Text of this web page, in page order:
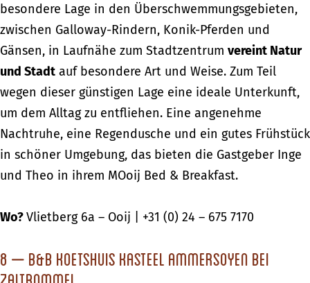
besondere Lage in den Überschwemmungsgebieten,
zwischen Galloway-Rindern, Konik-Pferden und
Gänsen, in Laufnähe zum Stadtzentrum vereint Natur
und Stadt auf besondere Art und Weise. Zum Teil
wegen dieser günstigen Lage eine ideale Unterkunft,
um dem Alltag zu entfliehen. Eine angenehme
Nachtruhe, eine Regendusche und ein gutes Frühstück
in schöner Umgebung, das bieten die Gastgeber Inge
und Theo in ihrem MOoij Bed & Breakfast.
Wo?Vlietberg 6a – Ooij | +31 (0) 24 – 675 7170
8 – B&B Koetshuis Kasteel Ammersoyen bei